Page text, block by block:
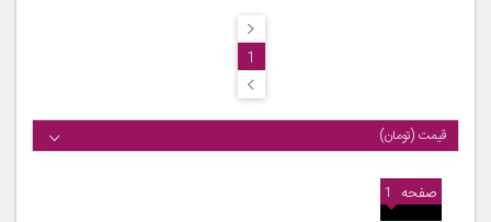
1
قیمت (تومان)
صفحه 1